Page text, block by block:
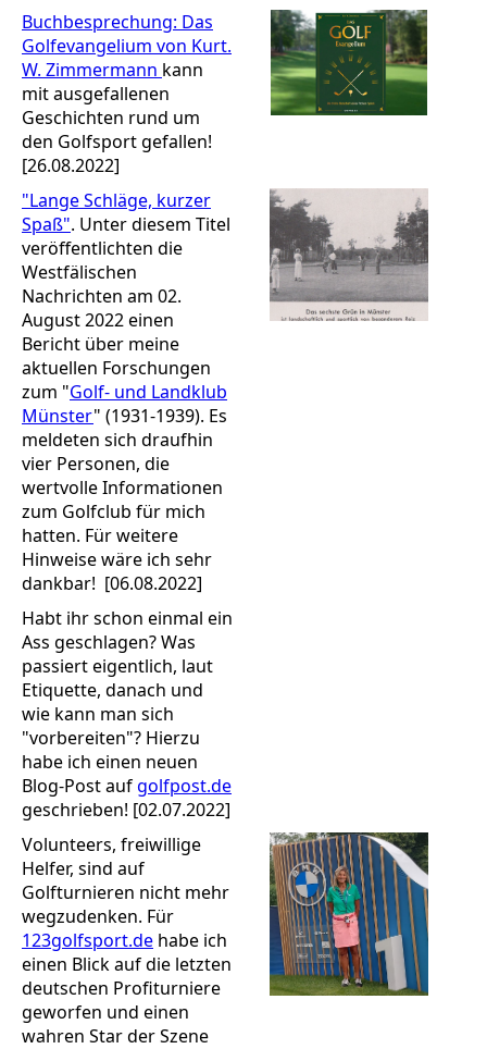
Buchbesprechung: Das
Golfevangelium von Kurt.
W. Zimmermann kann
mit ausgefallenen
Geschichten rund um
den Golfsport gefallen!
[26.08.2022]
"Lange Schläge, kurzer
Spaß". Unter diesem Titel
veröffentlichten die
Westfälischen
Nachrichten am 02.
August 2022 einen
Bericht über meine
aktuellen Forschungen
zum "Golf- und Landklub
Münster" (1931-1939). Es
meldeten sich draufhin
vier Personen, die
wertvolle Informationen
zum Golfclub für mich
hatten. Für weitere
Hinweise wäre ich sehr
dankbar! [06.08.2022]
Habt ihr schon einmal ein
Ass geschlagen? Was
passiert eigentlich, laut
Etiquette, danach und
wie kann man sich
"vorbereiten"? Hierzu
habe ich einen neuen
Blog-Post aufgolfpost.de
geschrieben! [02.07.2022]
Volunteers, freiwillige
Helfer, sind auf
Golfturnieren nicht mehr
wegzudenken. Für
123golfsport.de habe ich
einen Blick auf die letzten
deutschen Profiturniere
geworfen und einen
wahren Star der Szene